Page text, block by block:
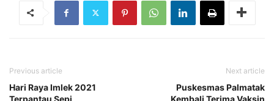
Previous article
Hari Raya Imlek 2021
Terpantau Sepi
Next article
Puskesmas Palmatak
Kembali Terima Vaksin